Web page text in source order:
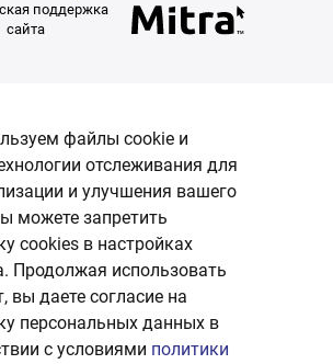
поддержка
сайта
файлы cookie и
отслеживания для
и улучшения вашего
можете запретить
сookies в настройках
Продолжая использовать
вы даете согласие на
персональных данных в
с условиями политики